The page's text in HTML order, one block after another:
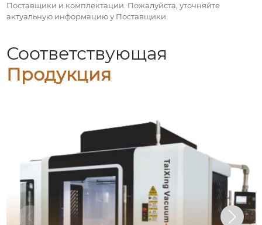
Поставщики и комплектации. Пожалуйста, уточняйте
актуальную информацию у Поставщики.
Соответствующая
Продукция